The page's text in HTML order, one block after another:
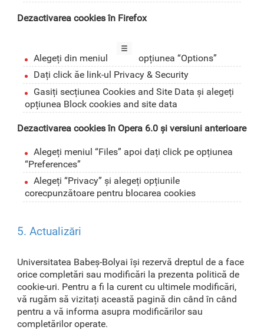
Dezactivarea cookies în Firefox
Alegeți din meniul
opțiunea “Options”
Dați click ăe link-ul Privacy & Security
Gasiți secțiunea Cookies and Site Data și alegeți
opțiunea Block cookies and site data
Dezactivarea cookies în Opera 6.0 și versiuni anterioare
Alegeți meniul “Files” apoi dați click pe opțiunea
“Preferences”
Alegeți “Privacy” și alegeți opțiunile
corecpunzătoare pentru blocarea cookies
5. Actualizări
Universitatea Babeș-Bolyai își rezervă dreptul de a face
orice completări sau modificări la prezenta politică de
cookie-uri. Pentru a fi la curent cu ultimele modificări,
vă rugăm să vizitați această pagină din când în când
pentru a vă informa asupra modificărilor sau
completărilor operate.